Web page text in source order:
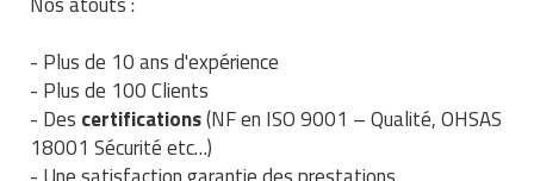
Tuyau renforcé
Ventilateurs et aération d'atelier
Loisirs
Matériel de fitness
Réfrigérateur professionnel
Restauration foraine
Robinetterie professionnelle
- Plus de 10 ans d'expérience
- Plus de 100 Clients
- Des certifications(NF en ISO 9001 – Qualité, OHSAS
18001 Sécurité etc…)